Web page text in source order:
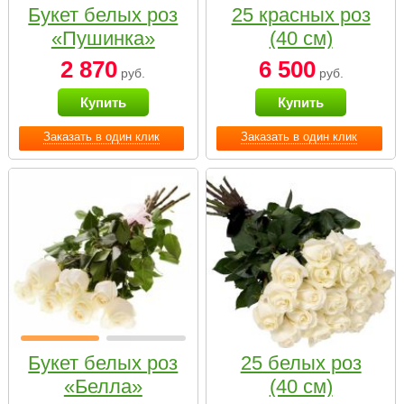
Заказать в один клик
Букет белых роз
«Пушинка»
2 870 руб.
Купить
Заказать в один клик
25 красных роз
(40 см)
6 500руб.
Купить
Букет белых роз
«Белла»
25 белых роз
(40 см)